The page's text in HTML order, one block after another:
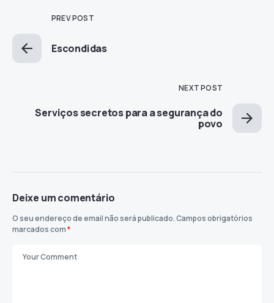
PREV POST
Escondidas
NEXT POST
Serviços secretos para a segurança do
povo
Deixe um comentário
O seu endereço de email não será publicado.Campos obrigatórios
marcados com*